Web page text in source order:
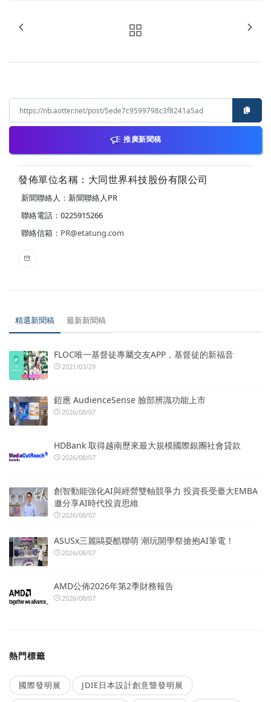
推廣新聞稿
發佈單位名稱：大同世界科技股份有限公司
新聞聯絡人：新聞聯絡人PR
聯絡電話：0225915266
聯絡信箱： PR@etatung.com
精選新聞稿 最新新聞稿
FLOC唯一基督徒專屬交友APP，基督徒的新福音
2021/03/29
鎧應 AudienceSense 臉部辨識功能上市
2026/08/07
HDBank 取得越南歷來最大規模國際銀團社會貸款
2026/08/07
創智動能強化AI與經營雙軸競爭力 投資長受臺大EMBA
邀分享AI時代投資思維
2026/08/07
ASUSx三麗鷗耍酷聯萌 潮玩開學祭搶抱AI筆電！
2026/08/07
AMD公佈2026年第2季財務報告
2026/08/07
熱門標籤
國際發明展 JDIE日本設計創意暨發明展